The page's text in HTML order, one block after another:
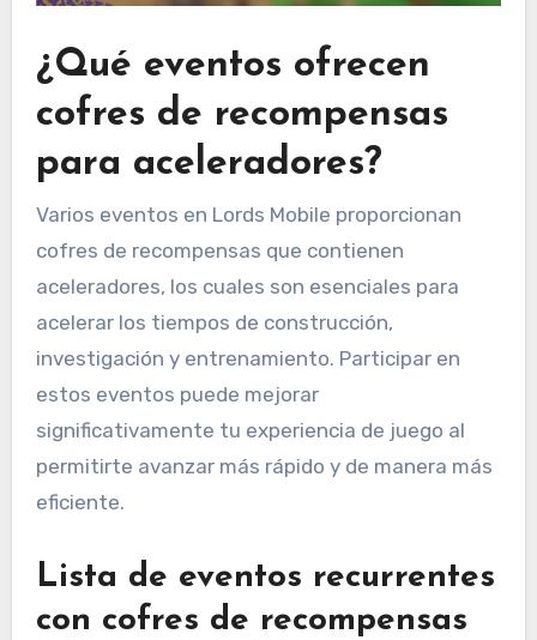
¿Qué eventos ofrecen
cofres de recompensas
para aceleradores?
Varios eventos en Lords Mobile proporcionan
cofres de recompensas que contienen
aceleradores, los cuales son esenciales para
acelerar los tiempos de construcción,
investigación y entrenamiento. Participar en
estos eventos puede mejorar
significativamente tu experiencia de juego al
permitirte avanzar más rápido y de manera más
eficiente.
Lista de eventos recurrentes
con cofres de recompensas